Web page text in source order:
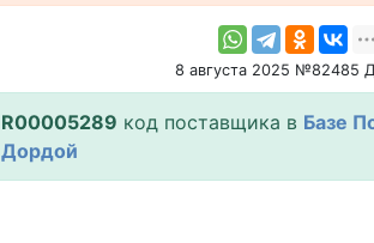
8 августа 2025 №82485
R00005289 код поставщика в Базе
Дордой